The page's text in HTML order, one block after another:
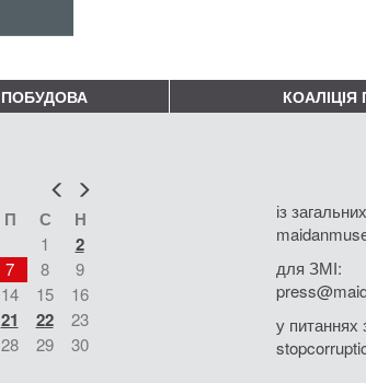
ПОБУДОВА КОАЛІЦІЯ
Попер
П С Н
1 2
7 8
9
14 15
16
21 22
23
28 29
30
із
для ЗМІ:
у питаннях